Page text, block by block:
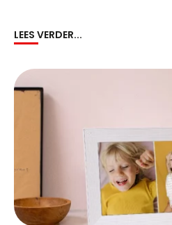
LEES VERDER...